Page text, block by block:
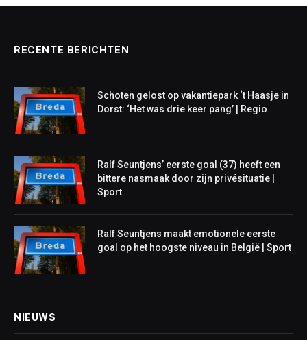
RECENTE BERICHTEN
Schoten gelost op vakantiepark ‘t Haasje in
Dorst: ‘Het was drie keer pang’ | Regio
Ralf Seuntjens’ eerste goal (37) heeft een
bittere nasmaak door zijn privésituatie |
Sport
Ralf Seuntjens maakt emotionele eerste
goal op het hoogste niveau in België | Sport
NIEUWS